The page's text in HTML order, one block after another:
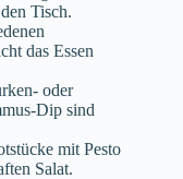
Tisch.
das Essen
oder
Dip sind
mit Pesto
Salat.